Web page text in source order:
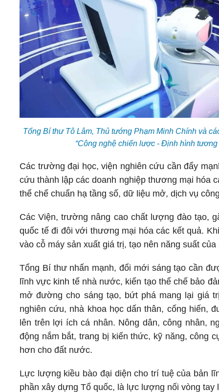
Tổng Bí thư Tô Lâm, Thủ tướng Phạm Minh Chính và
“Công nghệ chiến lược - Định hình
Các trường đại học, viện nghiên cứu cần đẩy
cứu thành lập các doanh nghiệp thương mại hóa
thể chế chuẩn hạ tầng số, dữ liệu mở, dịch vụ
Các Viện, trường nâng cao chất lượng đào tạo,
quốc tế đi đôi với thương mại hóa các kết quả.
vào cỗ máy sản xuất giá trị, tạo nên năng suất
Tổng Bí thư nhấn mạnh, đổi mới sáng tạo cần
lĩnh vực kinh tế nhà nước, kiến tạo thể chế bảo
mở đường cho sáng tạo, bứt phá mang lại giá
nghiên cứu, nhà khoa học dấn thân, cống hiến,
lên trên lợi ích cá nhân. Nông dân, công nhân,
động nắm bắt, trang bị kiến thức, kỹ năng, công
hơn cho đất nước.
Lực lượng kiều bào đại diện cho trí tuệ của bản
phần xây dựng Tổ quốc, là lực lượng nối vòng